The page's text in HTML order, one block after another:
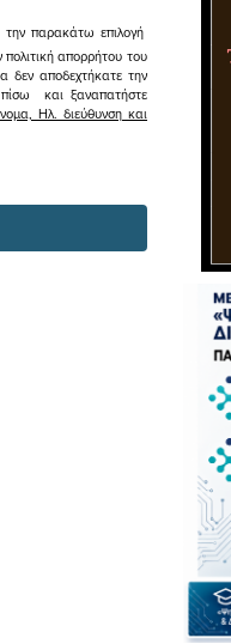
την παρακάτω επιλογή
πολιτική απορρήτου του
δεν αποδεχτήκατε την
και ξαναπατήστε
Ηλ. διεύθυνση και